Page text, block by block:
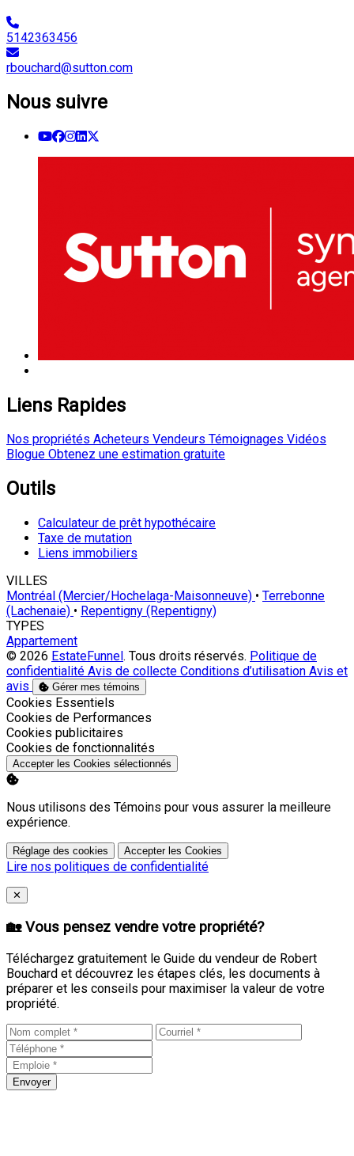
5142363456
rbouchard@sutton.com
Nous suivre
Liens Rapides
Nos propriétés Acheteurs Vendeurs Témoignages Vidéos
Blogue Obtenez une estimation gratuite
Outils
Calculateur de prêt hypothécaire
Taxe de mutation
Liens immobiliers
VILLES
Montréal (Mercier/Hochelaga-Maisonneuve) • Terrebonne
(Lachenaie) • Repentigny (Repentigny)
TYPES
Appartement
© 2026 EstateFunnel . Tous droits réservés. Politique de
confidentialité Avis de collecte Conditions d’utilisation Avis et
avis
Gérer mes témoins
Activer
Cookies Essentiels
Activer
Cookies de Performances
Activer
Cookies publicitaires
Activer
Cookies de fonctionnalités
Accepter les Cookies sélectionnés
Nous utilisons des Témoins pour vous assurer la meilleure
expérience.
Réglage des cookies Accepter les Cookies
Lire nos politiques de confidentialité
Close
✕
🏡 Vous pensez vendre votre propriété?
Téléchargez gratuitement le Guide du vendeur de Robert
Bouchard et découvrez les étapes clés, les documents à
préparer et les conseils pour maximiser la valeur de votre
propriété.
Envoyer